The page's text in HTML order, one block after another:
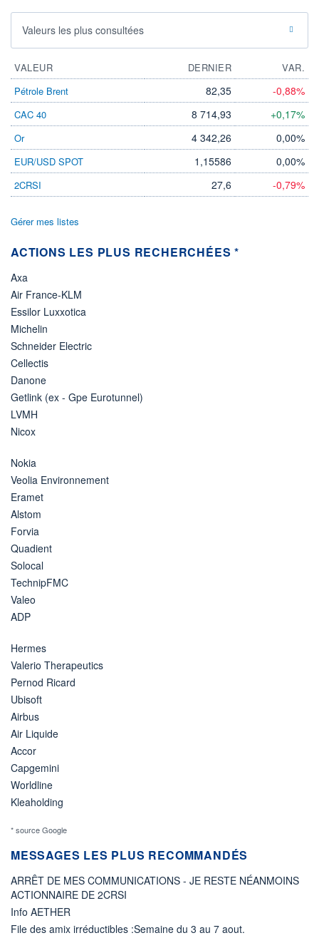
DIVIDENDE
ÉLIGIBILITÉ
Boursobank
+ LISTE
Valeurs les plus consultées
VALEUR DERNIER
VAR.
Pétrole Brent
82,35 -0,88%
CAC 40 8 714,93 +0,17%
Or 4 342,26 0,00%
EUR/USD SPOT 1,15586 0,00%
2CRSI 27,6 -0,79%
Gérer mes listes
ACTIONS LES PLUS RECHERCHÉES *
Axa
Air France-KLM
Essilor Luxxotica
Michelin
Schneider Electric
Cellectis
Danone
Getlink (ex - Gpe Eurotunnel)
LVMH
Nicox
Nokia
Veolia Environnement
Eramet
Alstom
Forvia
Quadient
Solocal
TechnipFMC
Valeo
ADP
Hermes
Valerio Therapeutics
Pernod Ricard
Ubisoft
Airbus
Air Liquide
Accor
Capgemini
Worldline
Kleaholding
* source Google
MESSAGES LES PLUS RECOMMANDÉS
ARRÊT DE MES COMMUNICATIONS - JE RESTE NÉANMOINS
ACTIONNAIRE DE 2CRSI
Info AETHER
File des amix irréductibles :Semaine du 3 au 7 aout.